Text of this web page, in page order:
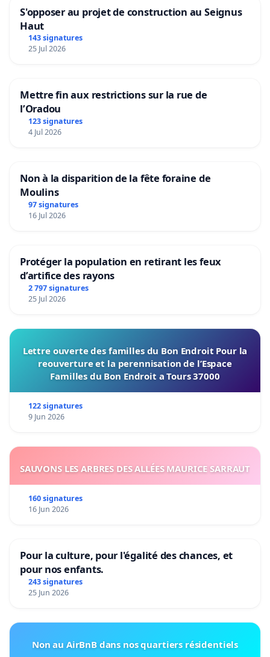
S'opposer au projet de construction au Seignus
Haut
143 signatures
25 Jul 2026
Mettre fin aux restrictions sur la rue de
l’Oradou
123 signatures
4 Jul 2026
Non à la disparition de la fête foraine de
Moulins
97 signatures
16 Jul 2026
Protéger la population en retirant les feux
d’artifice des rayons
2 797 signatures
25 Jul 2026
Lettre ouverte des familles du Bon Endroit Pour la
reouverture et la perennisation de l’Espace
Familles du Bon Endroit a Tours 37000
122 signatures
9 Jun 2026
SAUVONS LES ARBRES DES ALLÉES MAURICE SARRAUT
160 signatures
16 Jun 2026
Pour la culture, pour l'égalité des chances, et
pour nos enfants.
243 signatures
25 Jun 2026
Non au AirBnB dans nos quartiers résidentiels